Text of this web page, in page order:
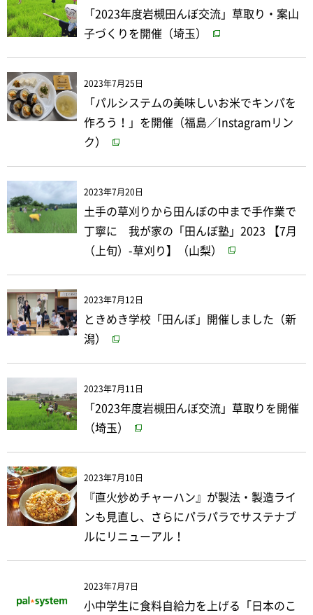
「2023年度岩槻田んぼ交流」草取り・案山
子づくりを開催（埼玉）
2023年7月25日
「パルシステムの美味しいお米でキンパを
作ろう！」を開催（福島／Instagramリン
ク）
2023年7月20日
土手の草刈りから田んぼの中まで手作業で
丁寧に 我が家の「田んぼ塾」2023 【7月
（上旬）-草刈り】（山梨）
2023年7月12日
ときめき学校「田んぼ」開催しました（新
潟）
2023年7月11日
「2023年度岩槻田んぼ交流」草取りを開催
（埼玉）
2023年7月10日
『直火炒めチャーハン』が製法・製造ライ
ンも見直し、さらにパラパラでサステナブ
ルにリニューアル！
2023年7月7日
小中学生に食料自給力を上げる「日本のこ